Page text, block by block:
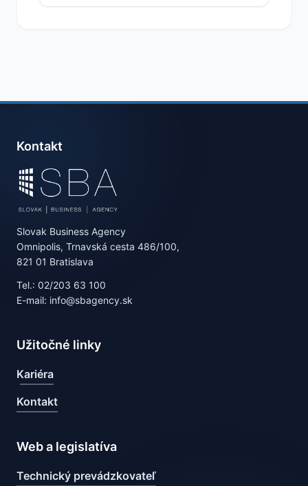
Kontakt
Slovak Business Agency
Omnipolis, Trnavská cesta 486/100,
821 01 Bratislava
Tel.: 02/203 63 100
E-mail: info@sbagency.sk
Užitočné linky
Kariéra
Kontakt
Web a legislatíva
Technický prevádzkovateľ